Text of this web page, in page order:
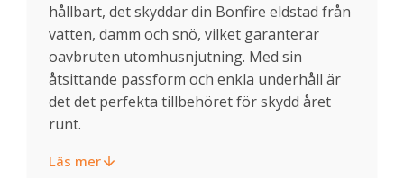
hållbart, det skyddar din Bonfire eldstad från
vatten, damm och snö, vilket garanterar
oavbruten utomhusnjutning. Med sin
åtsittande passform och enkla underhåll är
det det perfekta tillbehöret för skydd året
runt.
Läs mer